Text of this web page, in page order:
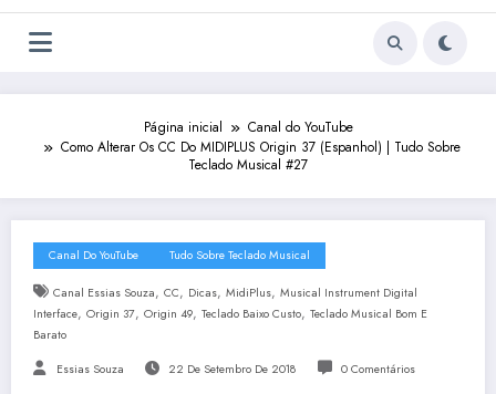
Página inicial
Canal do YouTube
Como Alterar Os CC Do MIDIPLUS Origin 37 (Espanhol) | Tudo Sobre
Teclado Musical #27
Canal Do YouTube Tudo Sobre Teclado Musical
Canal Essias Souza, CC, Dicas, MidiPlus, Musical Instrument Digital
Interface, Origin 37, Origin 49, Teclado Baixo Custo, Teclado Musical Bom E
Barato
Essias Souza 22 De Setembro De 2018 0 Comentários